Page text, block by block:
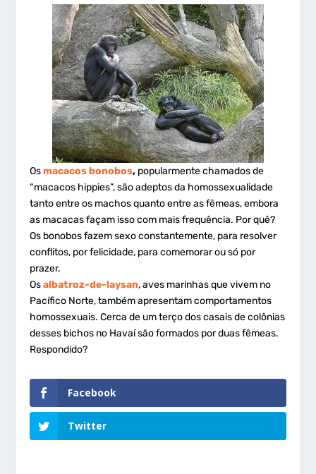
Osmacacos bonobos, popularmente chamados de
“macacos hippies”, são adeptos da homossexualidade
tanto entre os machos quanto entre as fêmeas, embora
as macacas façam isso com mais frequência. Por quê?
Os bonobos fazem sexo constantemente, para resolver
conflitos, por felicidade, para comemorar ou só por
prazer.
Osalbatroz-de-laysan, aves marinhas que vivem no
Pacífico Norte, também apresentam comportamentos
homossexuais. Cerca de um terço dos casais de colônias
desses bichos no Havaí são formados por duas fêmeas.
Respondido?
Facebook
Twitter